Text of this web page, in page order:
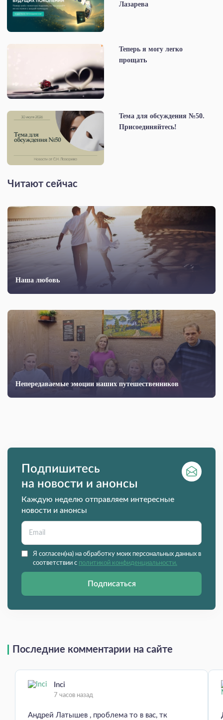
Лазарева
Теперь я могу легко
прощать
Тема для обсуждения №50.
Присоединяйтесь!
Читают сейчас
Наша любовь
Непередаваемые эмоции наших путешественников
Подпишитесь
на новости и анонсы
Каждую неделю отправляем интересные
новости и анонсы
Я согласен(на) на обработку моих персональных данных в
соответствии с политикой конфиденциальности.
Подписаться
Последние комментарии на сайте
Inci
7 часов назад
Андрей Латышев , проблема то в вас, тк